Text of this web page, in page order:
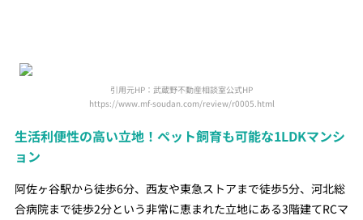
引用元HP：武蔵野不動産相談室公式HP
https://www.mf-soudan.com/review/r0005.html
生活利便性の高い立地！ペット飼育も可能な1LDKマンシ
ョン
阿佐ヶ谷駅から徒歩6分、西友や東急ストアまで徒歩5分、河北総
合病院まで徒歩2分という非常に恵まれた立地にある3階建てRCマ